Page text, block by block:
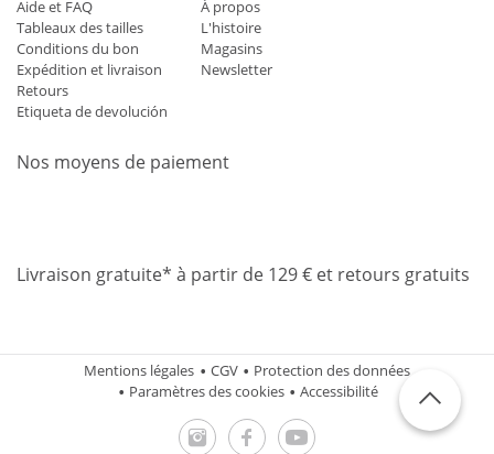
Aide et FAQ
Tableaux des tailles
Conditions du bon
Expédition et livraison
Retours
Etiqueta de devolución
À propos
L'histoire
Magasins
Newsletter
Nos moyens de paiement
Livraison gratuite* à partir de 129 € et retours gratuits
Mentions légales CGV
Protection des données
Paramètres des cookies
Accessibilité